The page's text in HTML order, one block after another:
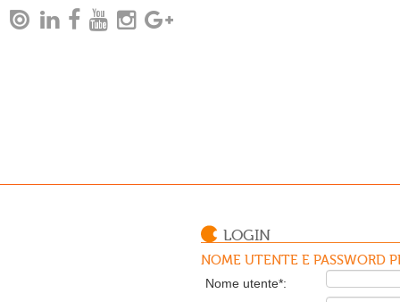
LOGIN
NOME UTENTE E PASSWORD
Nome utente*: